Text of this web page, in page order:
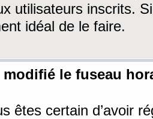
utilisateurs inscrits.
idéal de le faire.
modifié le fuseau
êtes certain d’avoir